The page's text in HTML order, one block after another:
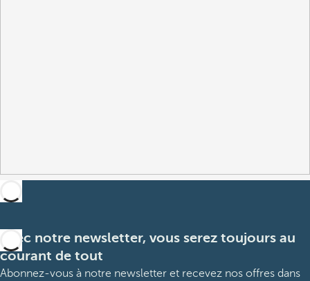
Avec notre newsletter, vous serez toujours au
courant de tout
Abonnez-vous à notre newsletter et recevez nos offres dans